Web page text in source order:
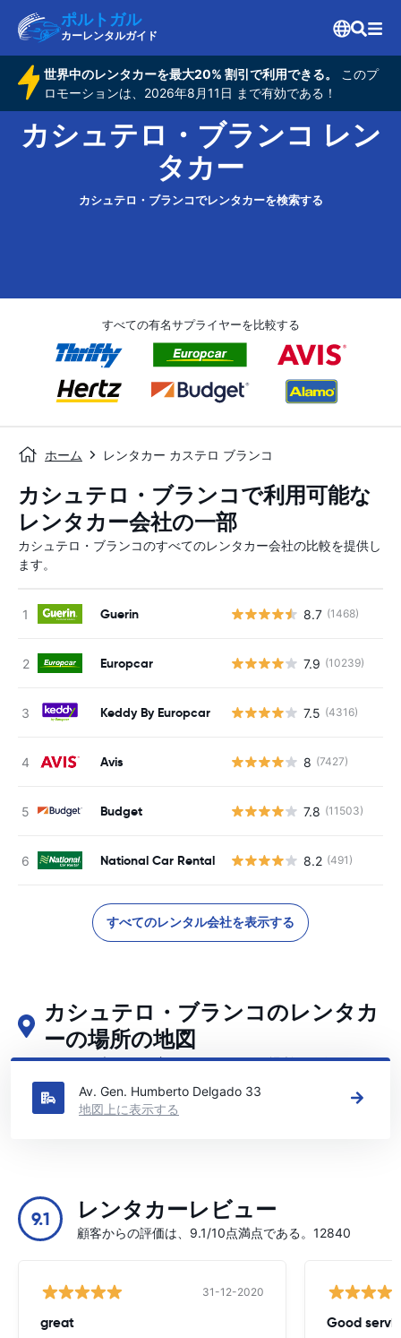
ポルトガル
カーレンタルガイド
世界中のレンタカーを最大20% 割引で利用できる。
このプ
ロモーションは、2026年8月11日 まで有効である！
カシュテロ・ブランコ レン
タカー
カシュテロ・ブランコでレンタカーを検索する
すべての有名サプライヤーを比較する
ホーム レンタカー カステロ ブランコ
カシュテロ・ブランコで利用可能な
レンタカー会社の一部
カシュテロ・ブランコのすべてのレンタカー会社の比較を提供し
ます。
Guerin 8.7 (1468)
Europcar 7.9 (10239)
Keddy By Europcar 7.5 (4316)
Avis 8 (7427)
Budget 7.8 (11503)
National Car Rental 8.2 (491)
すべてのレンタル会社を表示する
カシュテロ・ブランコのレンタカ
ーの場所の地図
カシュテロ・ブランコの主要なレンタカーの場所をご覧ください
Av. Gen. Humberto Delgado 33
地図上に表示する
9.1 レンタカーレビュー
顧客からの評価は、9.1/10点満点である。12840
31-12-2020
great Good